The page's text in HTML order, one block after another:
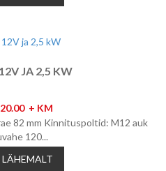
JA 2,5 KW
+ KM
82 mm Kinnituspoltid: M12 auk
120...